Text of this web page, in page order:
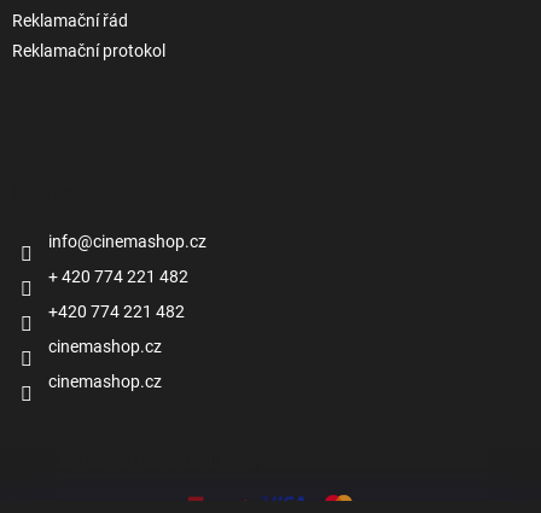
Reklamační řád
Reklamační protokol
info@cinemashop.cz
+ 420 774 221 482
+420 774 221 482
cinemashop.cz
cinemashop.cz